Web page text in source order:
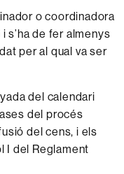
ocoordinadora
is’ha de fer almenys
peral qual va ser
del calendari
delprocés
delcens, i els
I del Reglament